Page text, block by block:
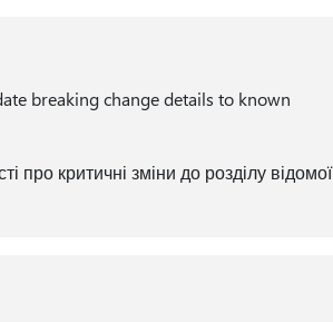
breaking change details to known
про критичні зміни до розділу відомої